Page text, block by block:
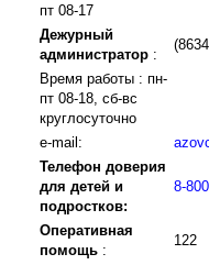
пт 08-17
Дежурный
администратор :
Время работы : пн-
пт 08-18, сб-вс
круглосуточно
e-mail:
Телефон доверия
для детей и
подростков:
8-
Оперативная
помощь :
122